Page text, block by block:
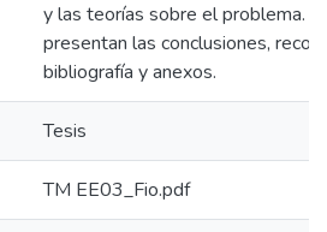
y las teorías sobre el problema.
presentan las conclusiones,
bibliografía y anexos.
Tesis
TM EE03_Fio.pdf